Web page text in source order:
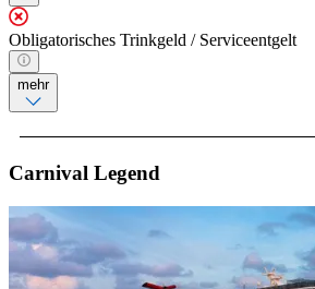
Obligatorisches Trinkgeld / Serviceentgelt
mehr
Carnival Legend